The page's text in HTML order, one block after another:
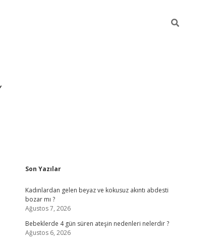
Sidebar
Son Yazılar
Kadınlardan gelen beyaz ve kokusuz akıntı abdesti
bozar mı ?
Ağustos 7, 2026
Bebeklerde 4 gün süren ateşin nedenleri nelerdir ?
Ağustos 6, 2026